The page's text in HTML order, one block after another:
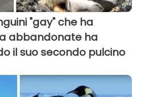
"gay" che ha
abbandonate ha
il suo secondo pulcino